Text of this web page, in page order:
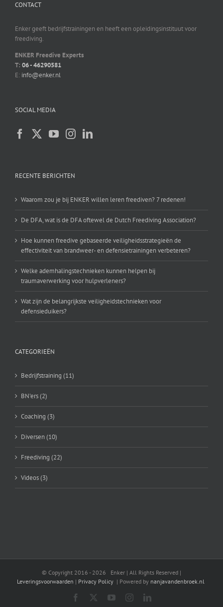
CONTACT
Enker geeft bedrijfstrainingen en heeft een opleidingsinstituut voor
freediving.
ENKER Freedive Experts
T: 06 - 46290581
E: info@enker.nl
SOCIAL MEDIA
RECENTE BERICHTEN
Waarom zou je bij ENKER willen leren freediven? 7 redenen!
De DFA, wat is de DFA oftewel de Dutch Freediving Association?
Hoe kunnen freedive gebaseerde veiligheidsstrategieën de
effectiviteit van brandweer- en defensietrainingen verbeteren?
Welke ademhalingstechnieken kunnen helpen bij
traumaverwerking voor hulpverleners?
Wat zijn de belangrijkste veiligheidstechnieken voor
defensieduikers?
CATEGORIEËN
Bedrijfstraining (11)
BN'ers (2)
Coaching (3)
Diversen (10)
Freediving (22)
Videos (3)
© Copyright 2016 - 2026 Enker | All Rights Reserved |
Leveringsvoorwaarden | Privacy Policy | Powered by nanjavandenbroek.nl
Facebook YouTubeInstagramLinkedIn